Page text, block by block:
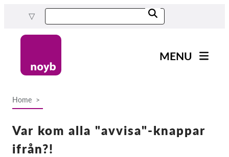
content
MENU
Projects
Home
Var kom alla "avvisa"-knappar
ifrån?!